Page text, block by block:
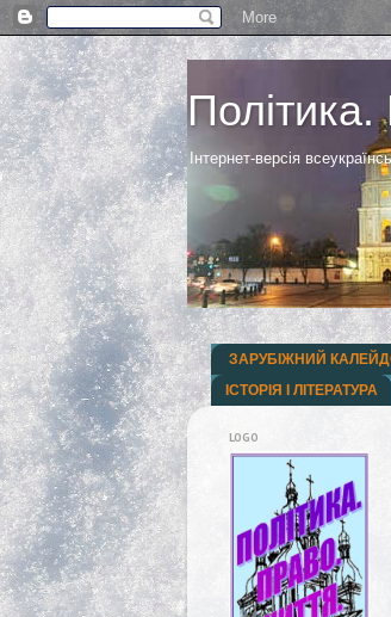
Інтернет-версія
ЗАРУБІЖНИЙ
ІСТОРІЯ І ЛІТЕРАТУРА
LOGO